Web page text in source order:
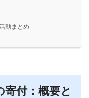
動まとめ
付：概要と